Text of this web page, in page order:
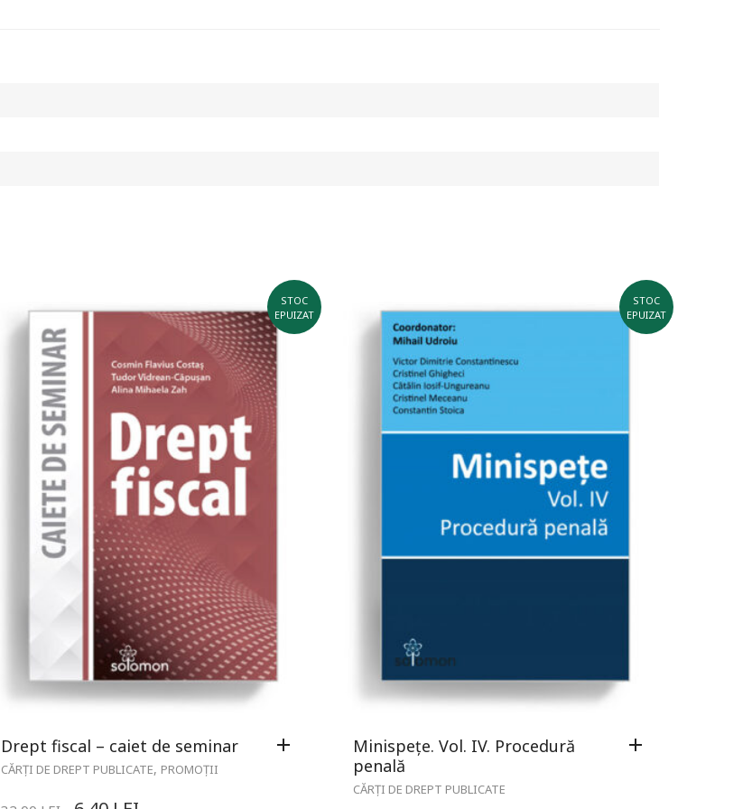
STOC
EPUIZAT
Drept fiscal – caiet de seminar
CĂRȚI DE DREPT PUBLICATE, PROMOȚII
STOC
EPUIZAT
Minispețe. Vol. IV. Procedură
penală
CĂRȚI DE DREPT PUBLICATE